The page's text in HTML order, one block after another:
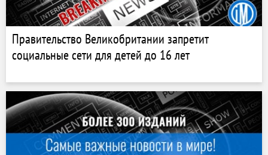
Правительство Великобритании запретит
социальные сети для детей до 16 лет